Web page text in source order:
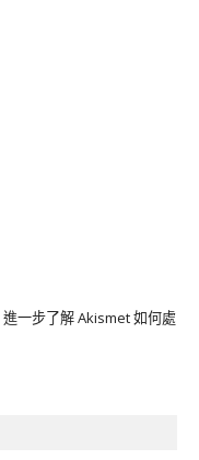
進一步了解 Akismet 如何處